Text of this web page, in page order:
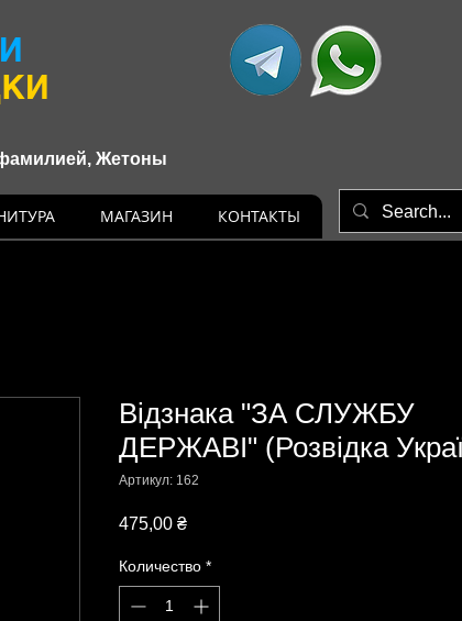
Жетоны
МАГАЗИН КОНТАКТЫ
Відзнака "ЗА СЛУЖБУ
ДЕРЖАВІ" (Розвідка
Артикул: 162
475,00 ₴Цена
Количество *